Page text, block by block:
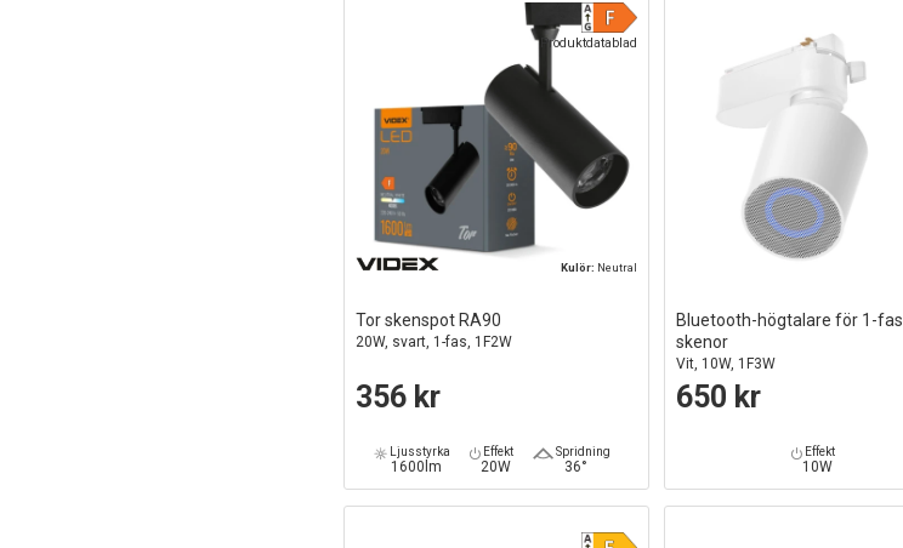
Produktdatablad
Kulör: Neutral
Tor skenspot RA90
20W, svart, 1-fas, 1F2W
356 kr
Ljusstyrka
1600lm
Effekt
20W
Spridning
36°
Bluetooth-högtalare för 1-fas
skenor
Vit, 10W, 1F3W
650 kr
Effekt
10W